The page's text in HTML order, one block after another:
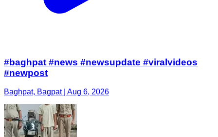
#baghpat #news #newsupdate #viralvideos
#newpost
Baghpat, Bagpat | Aug 6, 2026